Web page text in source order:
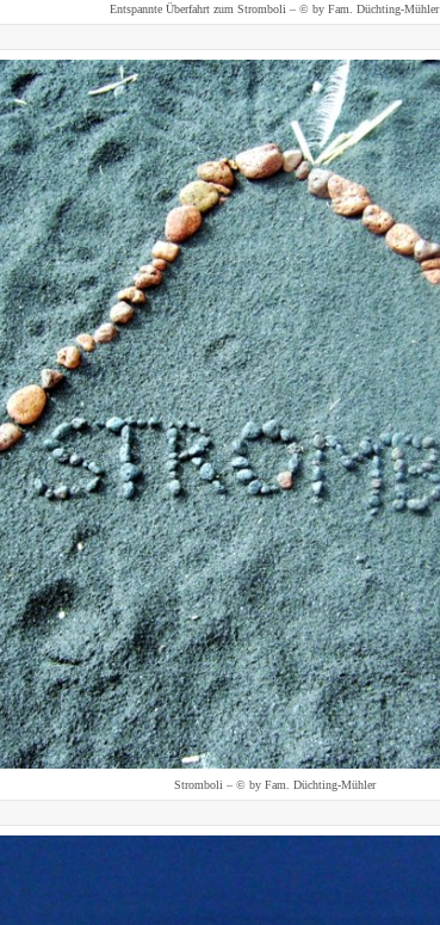
Entspannte Überfahrt zum Stromboli – © by Fam. Düchting-Mühler
Stromboli – © by Fam. Düchting-Mühler